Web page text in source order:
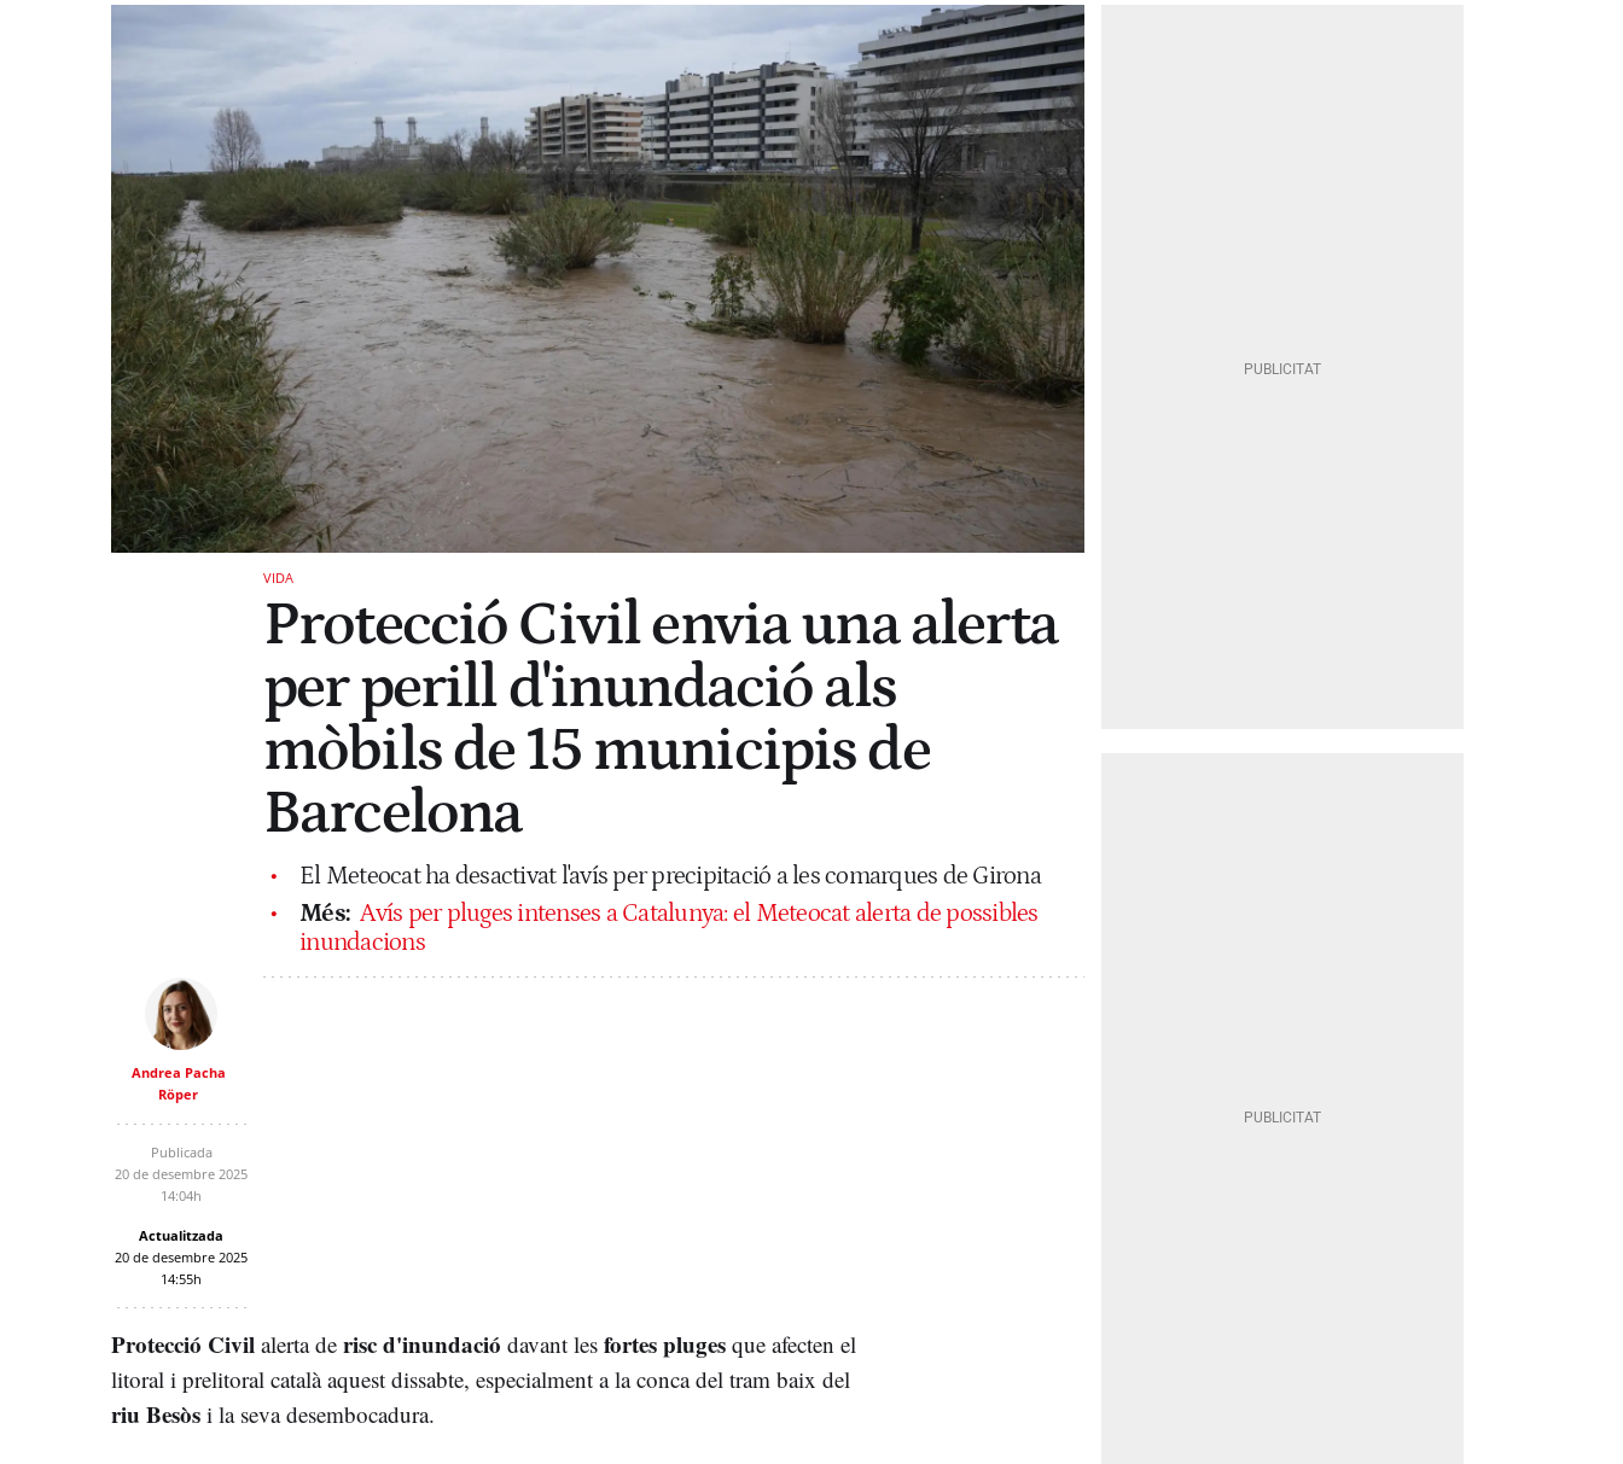
VIDA
Protecció Civil envia una alerta
per perill d'inundació als
mòbils de 15 municipis de
Barcelona
El Meteocat ha desactivat l'avís per precipitació a les comarques de Girona
Més: Avís per pluges intenses a Catalunya: el Meteocat alerta de possibles
inundacions
Andrea Pacha
Röper
Publicada
20 de desembre 2025
14:04h
Actualitzada
20 de desembre 2025
14:55h
Protecció Civil alerta de risc d'inundació davant les fortes pluges que afecten el
litoral i prelitoral català aquest dissabte, especialment a la conca del tram baix del
riu Besòs i la seva desembocadura.